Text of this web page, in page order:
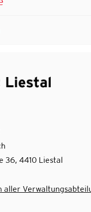
36, 4410 Liestal
aller